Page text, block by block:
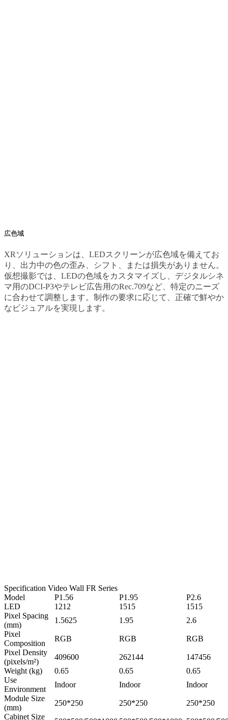
広色域
XRソリューションは、LEDスクリーンが広色域を備えてお
り、出力中の色の歪み、シフト、または損失がありません。
仮想撮影では、LEDの色域をカスタマイズし、デジタルシネ
マ用のDCI-P3やテレビ広告用のRec.709など、特定のニーズ
に合わせて調整します。制作の要求に応じて、正確で鮮やか
なビジュアルを実現します。
Specification Video Wall FR Series
Model
P1.56 P1.95
P2.6
LED
1212 1515
1515
Pixel Spacing
(mm)
1.5625 1.95
2.6
Pixel
Composition
RGB RGB
RGB
Pixel Density
(pixels/m²)
409600 262144
147456
Weight (kg)
0.65 0.65
0.65
Use
Environment
Indoor Indoor
Indoor
Module Size
(mm)
250*250 250*250
250*250
Cabinet Size